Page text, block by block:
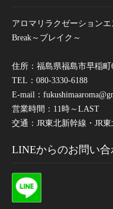
アロマリラクゼーションエ
Break～ブレイク～
住所：福島県福島市早稲町
TEL：080-3330-6188
E-mail：
営業時間：11時～LAST
交通：JR東北新幹線・JR
LINEからのお問い合